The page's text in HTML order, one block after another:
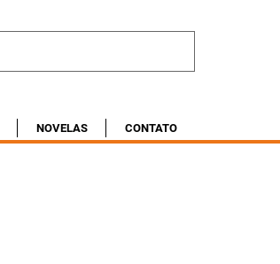
NOVELAS CONTATO